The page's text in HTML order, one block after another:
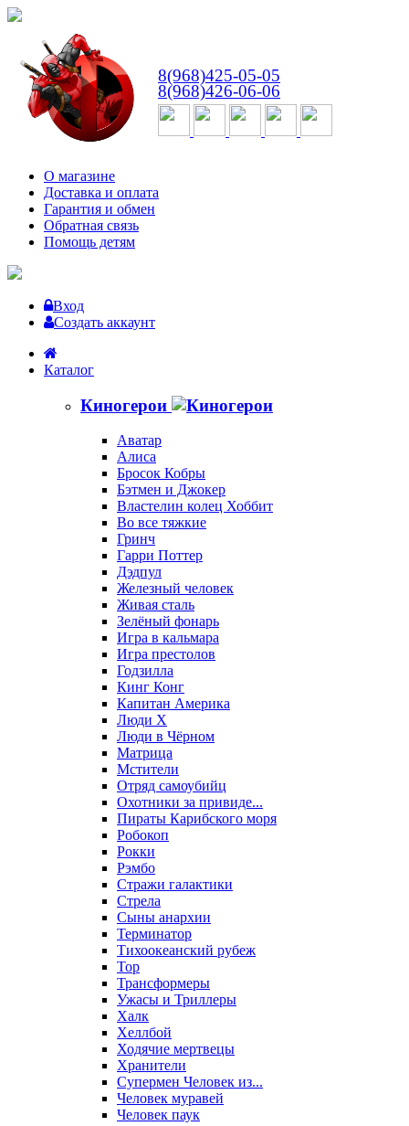
8(968)425-05-05
8(968)426-06-06
О магазине
Доставка и оплата
Гарантия и обмен
Обратная связь
Помощь детям
Вход
Создать аккаунт
Каталог
Киногерои
Аватар
Алиса
Бросок Кобры
Бэтмен и Джокер
Властелин колец Хоббит
Во все тяжкие
Гринч
Гарри Поттер
Дэдпул
Железный человек
Живая сталь
Зелёный фонарь
Игра в кальмара
Игра престолов
Годзилла
Кинг Конг
Капитан Америка
Люди X
Люди в Чёрном
Матрица
Мстители
Отряд самоубийц
Охотники за привиде...
Пираты Карибского моря
Робокоп
Рокки
Рэмбо
Стражи галактики
Стрела
Сыны анархии
Терминатор
Тихоокеанский рубеж
Тор
Трансформеры
Ужасы и Триллеры
Халк
Хеллбой
Ходячие мертвецы
Хранители
Супермен Человек из...
Человек муравей
Человек паук